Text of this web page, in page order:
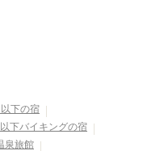
下の宿
下バイキングの宿
泉旅館